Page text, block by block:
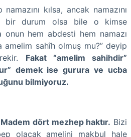
kılsa, ancak namazını
bir durum olsa bile o kimse
onun hem abdesti hem namazı
amelim sahîh olmuş mu?” deyip
Fakat “amelim sahihdir”
demek ise gurura ve ucba
bilmiyoruz.
Madem dört mezhep haktır. Bizi
olacak amelini makbul hale